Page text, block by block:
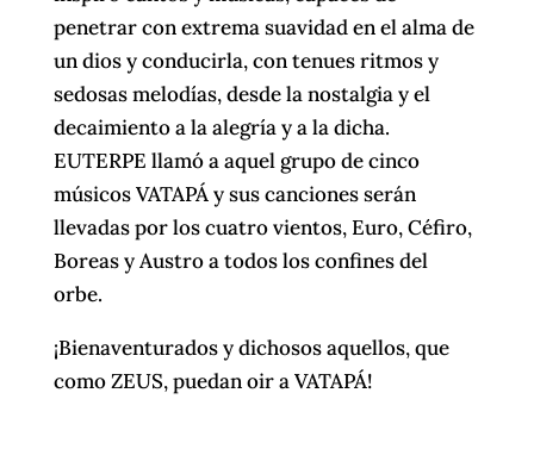
penetrar con extrema suavidad en el alma de
un dios y conducirla, con tenues ritmos y
sedosas melodías, desde la nostalgia y el
decaimiento a la alegría y a la dicha.
EUTERPE llamó a aquel grupo de cinco
músicos VATAPÁ y sus canciones serán
llevadas por los cuatro vientos, Euro, Céfiro,
Boreas y Austro a todos los confines del
orbe.
¡Bienaventurados y dichosos aquellos, que
como ZEUS, puedan oir a VATAPÁ!